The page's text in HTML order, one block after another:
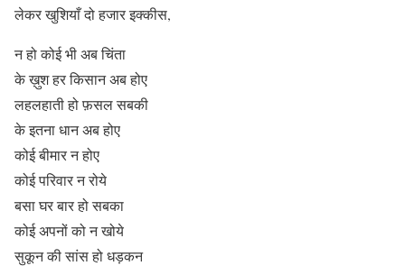
लेकर खुशियाँ दो हजार इक्कीस,
न हो कोई भी अब चिंता
के ख़ुश हर किसान अब होए
लहलहाती हो फ़सल सबकी
के इतना धान अब होए
कोई बीमार न होए
कोई परिवार न रोये
बसा घर बार हो सबका
कोई अपनों को न खोये
सुकून की सांस हो धड़कन